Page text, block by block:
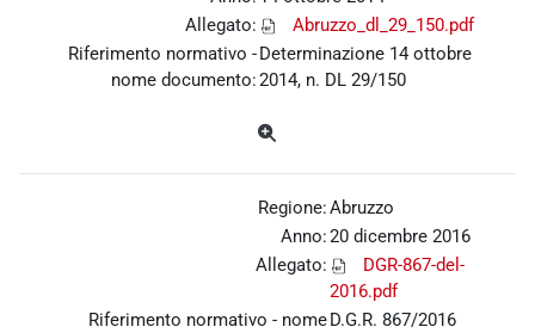
Allegato:
Abruzzo_dl_29_150.pdf
Riferimento normativo -
nome documento:
Determinazione 14 ottobre
2014, n. DL 29/150
Regione:Abruzzo
Anno:20 dicembre 2016
Allegato:
DGR-867-del-
2016.pdf
Riferimento normativo - nomeD.G.R. 867/2016